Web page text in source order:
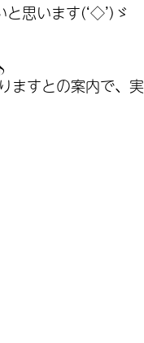
思います(‘◇’)ゞ
ますとの案内で、